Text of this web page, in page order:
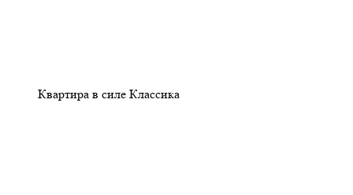
Квартира в силе Классика